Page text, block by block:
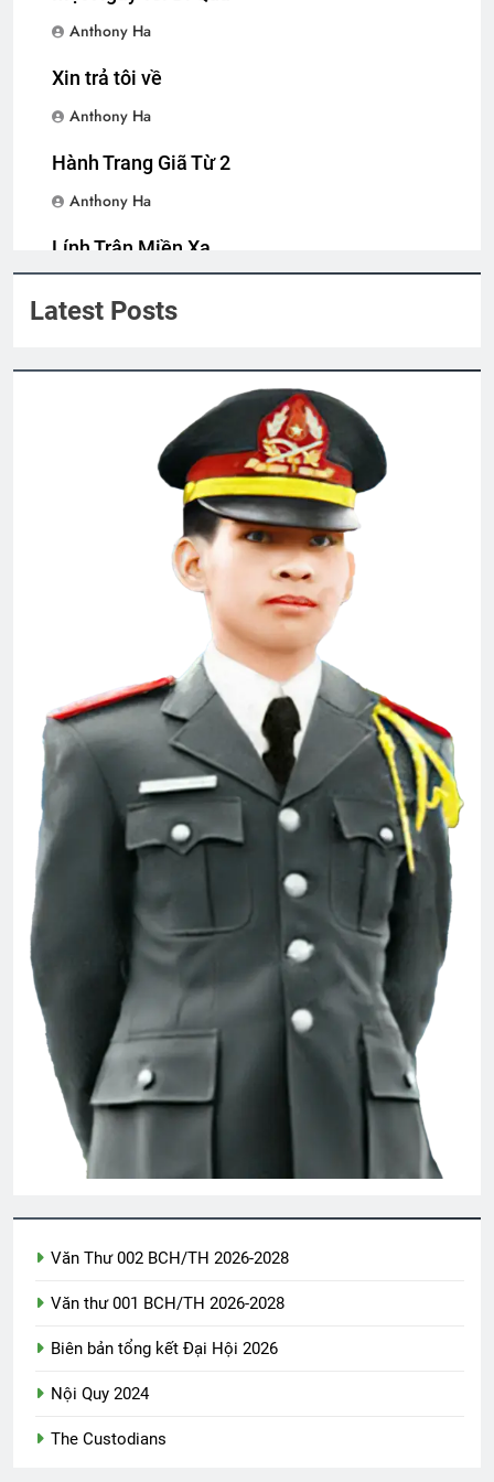
Trung Úy và thiếu nữ
HỒNG ÂN VÔ TẬN (Rabindranath
Tagore)
2 Years Ago
CÓ ANH TRONG ĐỜI
3 Years Ago
Khóa 26 đã mất
3 Years Ago
TVBQGVN video collections
3 Years Ago
CTBCTY Tập III chương 30
3 Years Ago
KHÔNG GÌ VÀNG CÓ THỂ Ở LẠI (Robert
3 Years Ago
Trảng Bàng 1972
2 Years Ago
Bông cỏ may
2 Years Ago
Người Ở Lại
Lá thư trần thế
2 Years Ago
3 Years Ago
Anthony Ha
Xin trả tôi về
Anthony Ha
Hành Trang Giã Từ 2
Anthony Ha
Lính Trận Miền Xa
Latest Posts
Văn Thư 002 BCH/TH 2026-2028
Văn thư 001 BCH/TH 2026-2028
Biên bản tổng kết Đại Hội 2026
Nội Quy 2024
The Custodians